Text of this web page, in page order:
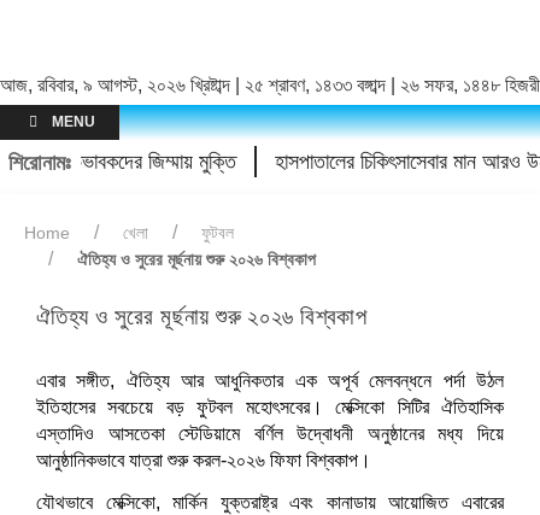
আজ, রবিবার, ৯ আগস্ট, ২০২৬ খ্রিষ্টাব্দ | ২৫ শ্রাবণ, ১৪৩৩ বঙ্গাব্দ | ২৬ সফর, ১৪৪৮ হিজরী
MENU
শিরোনামঃ
অভিভাবকদের জিম্মায় মুক্তি হাসপাতালের চিকিৎসাসেবার মান আরও
Home খেলা
ফুটবল
ঐতিহ্য ও সুরের মূর্ছনায় শুরু ২০২৬ বিশ্বকাপ
ঐতিহ্য ও সুরের মূর্ছনায় শুরু ২০২৬ বিশ্বকাপ
এবার সঙ্গীত, ঐতিহ্য আর আধুনিকতার এক অপূর্ব মেলবন্ধনে পর্দা উঠল
ইতিহাসের সবচেয়ে বড় ফুটবল মহোৎসবের। মেক্সিকো সিটির ঐতিহাসিক
এস্তাদিও আসতেকা স্টেডিয়ামে বর্ণিল উদ্বোধনী অনুষ্ঠানের মধ্য দিয়ে
আনুষ্ঠানিকভাবে যাত্রা শুরু করল-২০২৬ ফিফা বিশ্বকাপ।
যৌথভাবে মেক্সিকো, মার্কিন যুক্তরাষ্ট্র এবং কানাডায় আয়োজিত এবারের